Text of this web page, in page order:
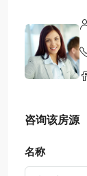
咨询该房源
名称